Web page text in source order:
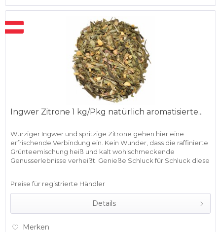
Ingwer Zitrone 1 kg/Pkg natürlich aromatisierte...
Würziger Ingwer und spritzige Zitrone gehen hier eine
erfrischende Verbindung ein. Kein Wunder, dass die raffinierte
Grünteemischung heiß und kalt wohlschmeckende
Genusserlebnisse verheißt. Genieße Schluck für Schluck diese
Preise für registrierte Händler
Details
Merken